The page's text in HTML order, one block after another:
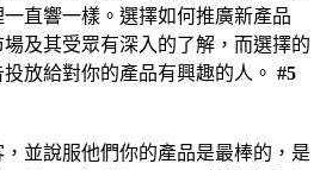
直響一樣。選擇如何推廣新產品
及其受眾有深入的了解，而選擇的
放給對你的產品有興趣的人。 #5
並說服他們你的產品是最棒的，是